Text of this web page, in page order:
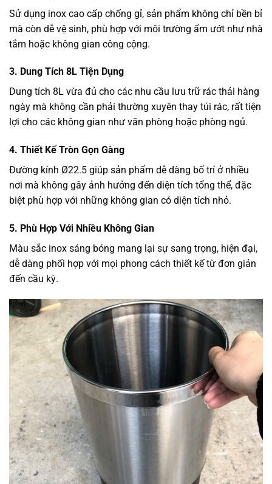
Sử dụng inox cao cấp chống gỉ, sản phẩm không chỉ bền bỉ
mà còn dễ vệ sinh, phù hợp với môi trường ẩm ướt như nhà
tắm hoặc không gian công cộng.
3. Dung Tích 8L Tiện Dụng
Dung tích 8L vừa đủ cho các nhu cầu lưu trữ rác thải hàng
ngày mà không cần phải thường xuyên thay túi rác, rất tiện
lợi cho các không gian như văn phòng hoặc phòng ngủ.
4. Thiết Kế Tròn Gọn Gàng
Đường kính Ø22.5 giúp sản phẩm dễ dàng bố trí ở nhiều
nơi mà không gây ảnh hưởng đến diện tích tổng thể, đặc
biệt phù hợp với những không gian có diện tích nhỏ.
5. Phù Hợp Với Nhiều Không Gian
Màu sắc inox sáng bóng mang lại sự sang trọng, hiện đại,
dễ dàng phối hợp với mọi phong cách thiết kế từ đơn giản
đến cầu kỳ.